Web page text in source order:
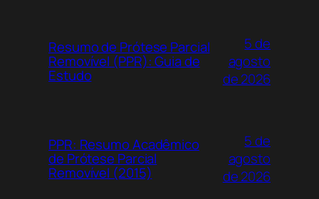
Resumo de Prótese Parcial
Removível (PPR): Guia de
Estudo
5 de
agosto
de 2026
PPR: Resumo Acadêmico
de Prótese Parcial
Removível (2015)
5 de
agosto
de 2026